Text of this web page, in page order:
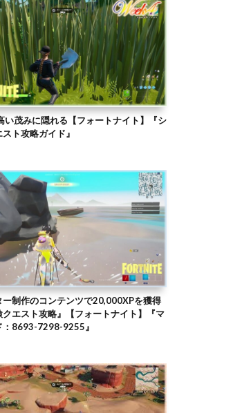
い茂みに隠れる【フォートナイト】『シ
ト攻略ガイド』
ー制作のコンテンツで20,000XPを獲得
クエスト攻略』【フォートナイト】『マ
：8693-7298-9255』